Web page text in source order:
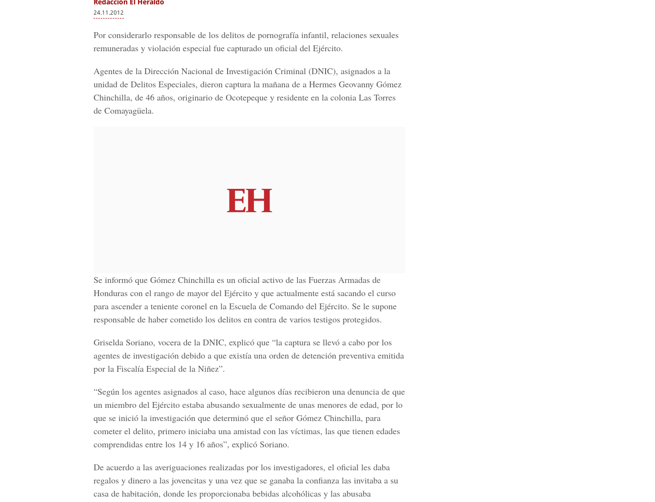
24.11.2012
Por considerarlo responsable de los delitos de pornografía infantil, relaciones sexuales
remuneradas y violación especial fue capturado un oficial del Ejército.
Agentes de la Dirección Nacional de Investigación Criminal (DNIC), asignados a la
unidad de Delitos Especiales, dieron captura la mañana de a Hermes Geovanny Gómez
Chinchilla, de 46 años, originario de Ocotepeque y residente en la colonia Las Torres
de Comayagüela.
Se informó que Gómez Chinchilla es un oficial activo de las Fuerzas Armadas de
Honduras con el rango de mayor del Ejército y que actualmente está sacando el curso
para ascender a teniente coronel en la Escuela de Comando del Ejército. Se le supone
responsable de haber cometido los delitos en contra de varios testigos protegidos.
Griselda Soriano, vocera de la DNIC, explicó que “la captura se llevó a cabo por los
agentes de investigación debido a que existía una orden de detención preventiva emitida
por la Fiscalía Especial de la Niñez”.
“Según los agentes asignados al caso, hace algunos días recibieron una denuncia de que
un miembro del Ejército estaba abusando sexualmente de unas menores de edad, por lo
que se inició la investigación que determinó que el señor Gómez Chinchilla, para
cometer el delito, primero iniciaba una amistad con las víctimas, las que tienen edades
comprendidas entre los 14 y 16 años”, explicó Soriano.
De acuerdo a las averiguaciones realizadas por los investigadores, el oficial les daba
regalos y dinero a las jovencitas y una vez que se ganaba la confianza las invitaba a su
casa de habitación, donde les proporcionaba bebidas alcohólicas y las abusaba